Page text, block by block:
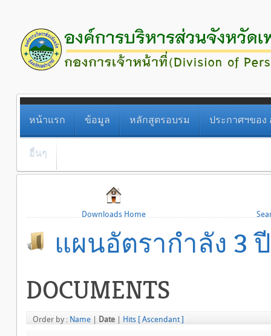
หน้าแรก ข้อมูล หลักสูตรอบรม ประกาศฯของ
อื่นๆ
Downloads Home
แผนอัตรากำลัง 3 ปี
DOCUMENTS
Order by : Name Date Hits [ Ascendant ]